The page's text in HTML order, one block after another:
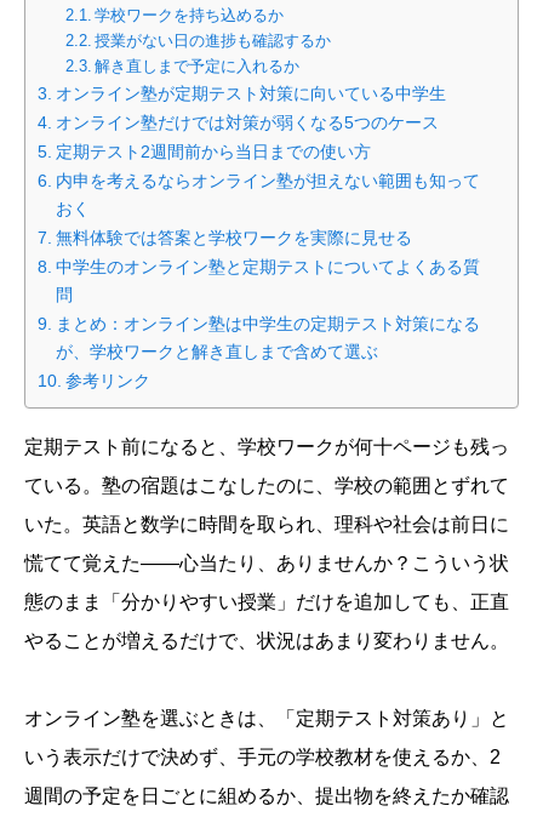
学校ワークを持ち込めるか
授業がない日の進捗も確認するか
解き直しまで予定に入れるか
オンライン塾が定期テスト対策に向いている中学生
オンライン塾だけでは対策が弱くなる5つのケース
定期テスト2週間前から当日までの使い方
内申を考えるならオンライン塾が担えない範囲も知って
おく
無料体験では答案と学校ワークを実際に見せる
中学生のオンライン塾と定期テストについてよくある質
問
まとめ：オンライン塾は中学生の定期テスト対策になる
が、学校ワークと解き直しまで含めて選ぶ
参考リンク
定期テスト前になると、学校ワークが何十ページも残っ
ている。塾の宿題はこなしたのに、学校の範囲とずれて
いた。英語と数学に時間を取られ、理科や社会は前日に
慌てて覚えた——心当たり、ありませんか？こういう状
態のまま「分かりやすい授業」だけを追加しても、正直
やることが増えるだけで、状況はあまり変わりません。
オンライン塾を選ぶときは、「定期テスト対策あり」と
いう表示だけで決めず、手元の学校教材を使えるか、2
週間の予定を日ごとに組めるか、提出物を終えたか確認